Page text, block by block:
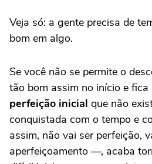
Veja só: a gente precisa de
bom em algo.
Se você não se permite o
tão bom assim no início e fica
perfeição inicial que não
conquistada com o tempo e
assim, não vai ser perfeição,
aperfeiçoamento —, acaba